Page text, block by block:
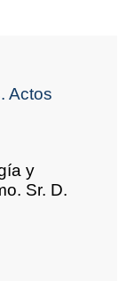
Actos
y
Sr. D.